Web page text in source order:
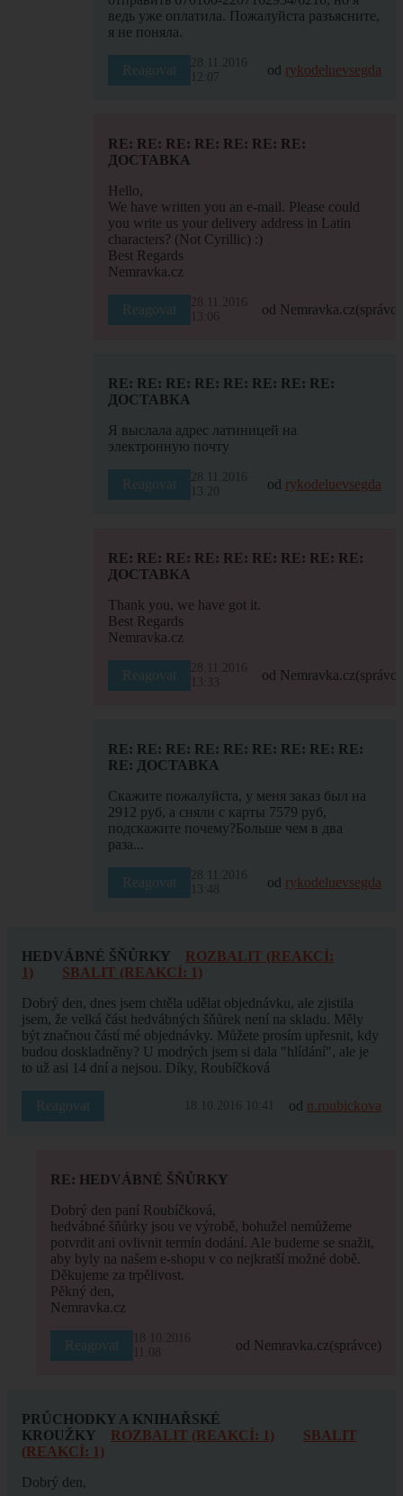
ведь уже оплатила. Пожалуйста разъясните,
я не поняла.
Reagovat
28.11.2016
12:07
od rykodeluevsegda
RE: RE: RE: RE: RE: RE: RE:
ДОСТАВКА
Hello,
We have written you an e-mail. Please could
you write us your delivery address in Latin
characters? (Not Cyrillic) :)
Best Regards
Nemravka.cz
Reagovat
28.11.2016
13:06
od Nemravka.cz
RE: RE: RE: RE: RE: RE: RE: RE:
ДОСТАВКА
Я выслала адрес латиницей на
электронную почту
Reagovat
28.11.2016
13:20
od rykodeluevsegda
RE: RE: RE: RE: RE: RE: RE: RE: RE:
ДОСТАВКА
Thank you, we have got it.
Best Regards
Nemravka.cz
Reagovat
28.11.2016
od Nemravka.cz
RE: RE: RE: RE: RE: RE: RE: RE: RE:
RE: ДОСТАВКА
Скажите пожалуйста, у меня заказ был на
2912 руб, а сняли с карты 7579 руб,
подскажите почему?Больше чем в два
раза...
Reagovat
28.11.2016
13:48
od rykodeluevsegda
HEDVÁBNÉ ŠŇŮRKY
ROZBALIT (REAKCÍ:
1)
SBALIT (REAKCÍ: 1)
Dobrý den, dnes jsem chtěla udělat objednávku, ale zjistila
jsem, že velká část hedvábných šňůrek není na skladu. Měly
být značnou částí mé objednávky. Můžete prosím upřesnit, kdy
budou doskladněny? U modrých jsem si dala "hlídání", ale je
to už asi 14 dní a nejsou. Díky, Roubíčková
Reagovat 18.10.2016 10:41 od n.roubickova
RE: HEDVÁBNÉ ŠŇŮRKY
Dobrý den paní Roubíčková,
hedvábné šňůrky jsou ve výrobě, bohužel nemůžeme
potvrdit ani ovlivnit termín dodání. Ale budeme se snažit,
aby byly na našem e-shopu v co nejkratší možné době.
Děkujeme za trpělivost.
Pěkný den,
Nemravka.cz
Reagovat
18.10.2016
11:08
od Nemravka.cz(správce)
PRŮCHODKY A KNIHAŘSKÉ
KROUŽKY
ROZBALIT (REAKCÍ: 1)
SBALIT
(REAKCÍ: 1)
Dobrý den,